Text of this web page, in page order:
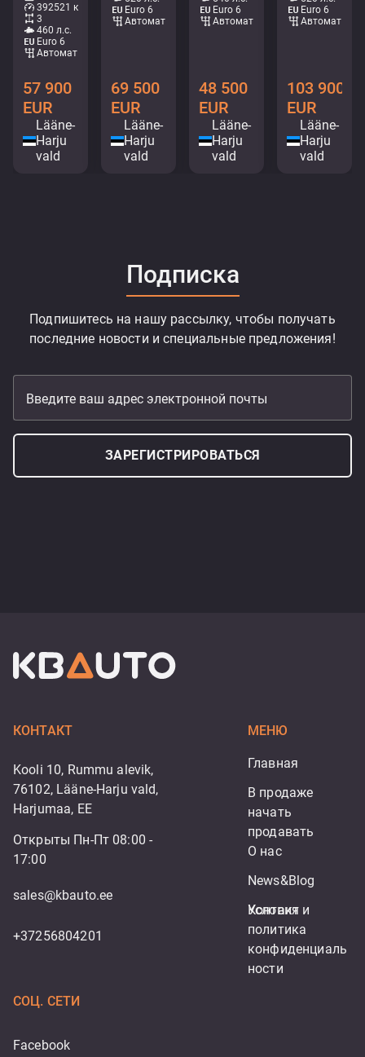
392521 км
3
460 л.с.
Euro 6
Aвтомат
57 900
EUR
Lääne-
Harju
vald
Euro 6
Aвтомат
69 500
EUR
Lääne-
Harju
vald
Euro 6
Aвтомат
48 500
EUR
Lääne-
Harju
vald
Euro 6
Aвтомат
103 900
EUR
Lääne-
Harju
vald
Подписка
Подпишитесь на нашу рассылку, чтобы получать
последние новости и специальные предложения!
Введите ваш адрес электронной почты
ЗАРЕГИСТРИРОВАТЬСЯ
КОНТАКТ
Kooli 10, Rummu alevik,
76102, Lääne-Harju vald,
Harjumaa, EE
Открыты Пн-Пт 08:00 -
17:00
sales@kbauto.ee
+37256804201
МЕНЮ
Главная
В продаже
начать
продавать
О нас
News&Blog
Контакт
Условия и
политика
конфиденциаль
ности
СОЦ. СЕТИ
Facebook